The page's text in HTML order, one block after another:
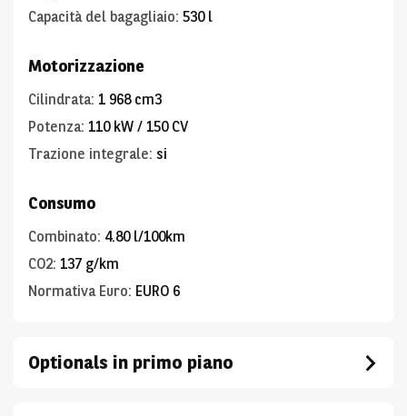
Capacità del bagagliaio: 530 l
Motorizzazione
Cilindrata: 1 968 cm3
Potenza: 110 kW / 150 CV
Trazione integrale: si
Consumo
Combinato: 4.80 l/100km
CO2: 137 g/km
Normativa Euro: EURO 6
Optionals in primo piano